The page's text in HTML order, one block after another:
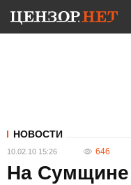
НОВОСТИ
10.02.10 15:26 646
На Сумщине